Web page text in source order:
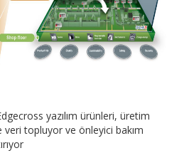
yazılım ürünleri, üretim
veri topluyor ve önleyici bakım